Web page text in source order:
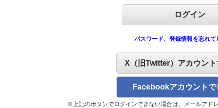
パスワード、登録情報を忘れて
X（旧Twitter）アカウン
Facebookアカウントで
※上記のボタンでログインできない場合は、メールアド